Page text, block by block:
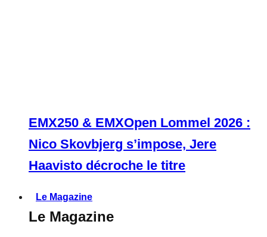
EMX250 & EMXOpen Lommel 2026 :
Nico Skovbjerg s’impose, Jere
Haavisto décroche le titre
Le Magazine
Le Magazine